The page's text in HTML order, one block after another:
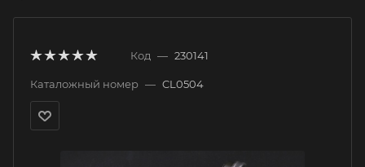
Код — 230141
Каталожный номер — CL0504